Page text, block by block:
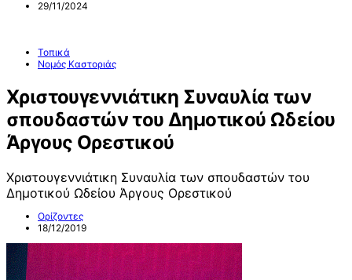
29/11/2024
Τοπικά
Νομός Καστοριάς
Χριστουγεννιάτικη Συναυλία των
σπουδαστών του Δημοτικού Ωδείου
Άργους Ορεστικού
Χριστουγεννιάτικη Συναυλία των σπουδαστών του
Δημοτικού Ωδείου Άργους Ορεστικού
Ορίζοντες
18/12/2019